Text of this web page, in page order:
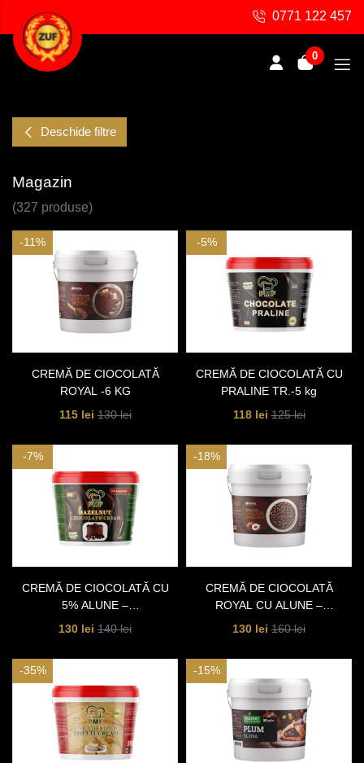
0771 122 457
0
Deschide filtre
Magazin
(327 produse)
-11%
CREMĂ DE CIOCOLATĂ
ROYAL -6 KG
115 lei130 lei
-5%
CREMĂ DE CIOCOLATĂ CU
PRALINE TR.-5 kg
118 lei125 lei
-7%
CREMĂ DE CIOCOLATĂ CU
5% ALUNE –
TERMOSTABILĂ – 5 KG
130 lei 140 lei
-18%
CREMĂ DE CIOCOLATĂ
ROYAL CU ALUNE –
TERMOSTABILĂ –6 KG
130 lei 160 lei
-35% -15%